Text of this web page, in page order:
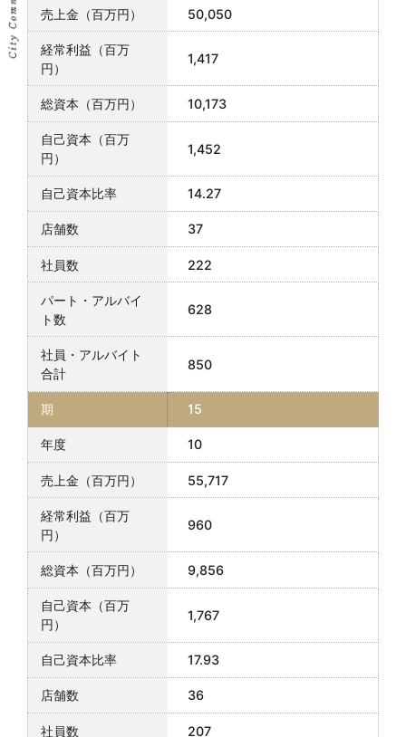
50,050
1,417
10,173
1,452
14.27
37
222
628
850
15
10
55,717
960
9,856
1,767
17.93
36
207